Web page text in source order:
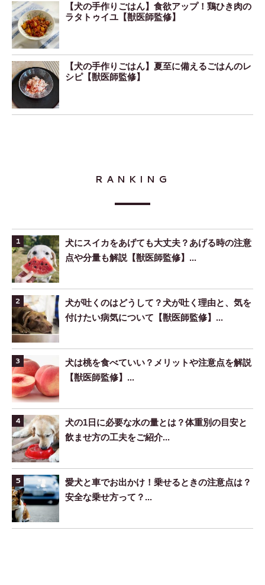
【犬の手作りごはん】食欲アップ！鶏ひき肉の
ラタトゥイユ【獣医師監修】
【犬の手作りごはん】夏至に備えるごはんのレ
シピ【獣医師監修】
RANKING
犬にスイカをあげても大丈夫？あげる時の注意
点や分量も解説【獣医師監修】...
犬が吐くのはどうして？犬が吐く理由と、気を
付けたい病気について【獣医師監修】...
犬は桃を食べていい？メリットや注意点を解説
【獣医師監修】...
犬の1日に必要な水の量とは？体重別の目安と
飲ませ方の工夫をご紹介...
愛犬と車でお出かけ！乗せるときの注意点は？
安全な乗せ方って？...